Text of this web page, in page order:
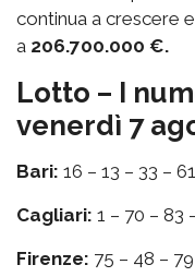
continua a crescere
a 206.700.000 €.
Lotto – I
venerdì 7
Bari: 16 – 13 – 33 –
Cagliari: 1 – 70 – 83
Firenze: 75 – 48 –